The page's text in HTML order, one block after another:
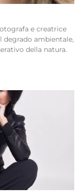
e creatrice
ambientale,
della natura.